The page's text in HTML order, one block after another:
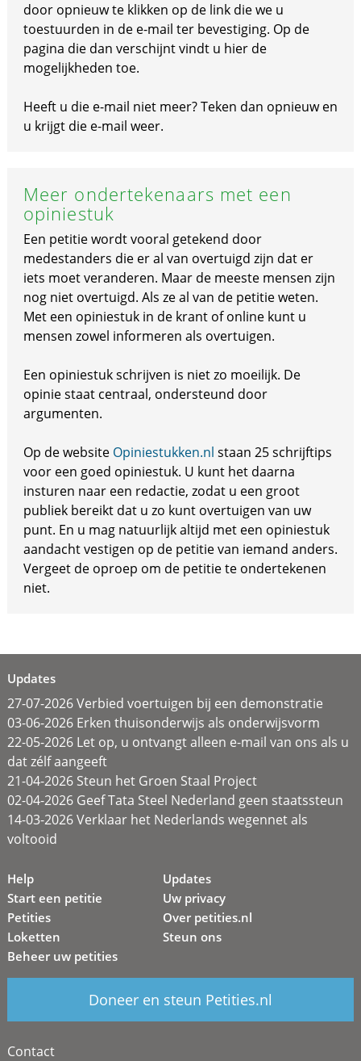
door opnieuw te klikken op de link die we u
toestuurden in de e-mail ter bevestiging. Op de
pagina die dan verschijnt vindt u hier de
mogelijkheden toe.
Heeft u die e-mail niet meer? Teken dan opnieuw en
u krijgt die e-mail weer.
Meer ondertekenaars met een
opiniestuk
Een petitie wordt vooral getekend door
medestanders die er al van overtuigd zijn dat er
iets moet veranderen. Maar de meeste mensen zijn
nog niet overtuigd. Als ze al van de petitie weten.
Met een opiniestuk in de krant of online kunt u
mensen zowel informeren als overtuigen.
Een opiniestuk schrijven is niet zo moeilijk. De
opinie staat centraal, ondersteund door
argumenten.
Op de website Opiniestukken.nl staan 25 schrijftips
voor een goed opiniestuk. U kunt het daarna
insturen naar een redactie, zodat u een groot
publiek bereikt dat u zo kunt overtuigen van uw
punt. En u mag natuurlijk altijd met een opiniestuk
aandacht vestigen op de petitie van iemand anders.
Vergeet de oproep om de petitie te ondertekenen
niet.
Updates
27-07-2026 Verbied voertuigen bij een demonstratie
03-06-2026 Erken thuisonderwijs als onderwijsvorm
22-05-2026 Let op, u ontvangt alleen e-mail van ons als u
dat zélf aangeeft
21-04-2026 Steun het Groen Staal Project
02-04-2026 Geef Tata Steel Nederland geen staatssteun
14-03-2026 Verklaar het Nederlands wegennet als
voltooid
Help
Start een petitie
Petities
Loketten
Beheer uw petities
Updates
Uw privacy
Over petities.nl
Steun ons
Doneer en steun Petities.nl
Contact